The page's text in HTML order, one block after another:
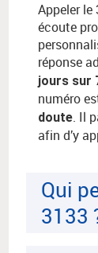
Appeler le
écoute
réponse
jours sur
numéro
doute. Il
afin d’y
Qui
3133